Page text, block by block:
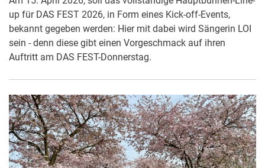
up für DAS FEST 2026, in Form eines Kick-off-Events,
bekannt gegeben werden: Hier mit dabei wird Sängerin LOI
sein - denn diese gibt einen Vorgeschmack auf ihren
Auftritt am DAS FEST-Donnerstag.